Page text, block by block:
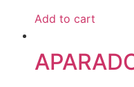
Add to cart